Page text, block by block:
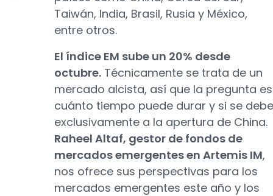
Taiwán, India, Brasil, Rusia y México,
entre otros.
El índice EM sube un 20% desde
octubre. Técnicamente se trata de un
mercado alcista, así que la pregunta es
cuánto tiempo puede durar y si se debe
exclusivamente a la apertura de China.
Raheel Altaf, gestor de fondos de
mercados emergentes en Artemis IM,
nos ofrece sus perspectivas para los
mercados emergentes este año y los